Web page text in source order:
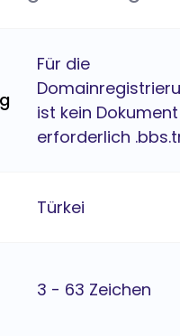
Für die
ist kein Dokument
erforderlich
Türkei
3 - 63 Zeichen